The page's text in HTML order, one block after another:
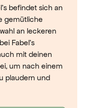
befindet sich an
gemütliche
an leckeren
Fabel's
mit deinen
um nach einem
plaudern und